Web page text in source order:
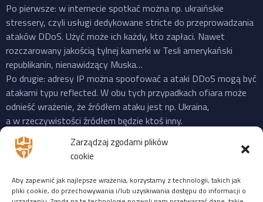
Zarządzaj zgodami plików
cookie
Aby zapewnić jak najlepsze wrażenia, korzystamy z technologii, takich jak
pliki cookie, do przechowywania i/lub uzyskiwania dostępu do informacji o
Po pierwsze: w internecie spotkać można np. ukraińskie
stressery, czyli usługi dedykowane stricte do przeprowadzania
ataków DDoS. Użyć może ich każdy, kto zapłaci. Nawet
rozczarowany jakością tylnej kamerki w Tesli amerykański
republikanin, nienawidzący Muska…
Po drugie: adresy IP można spoofować a ataki DDoS mogą być
atakami typu reflected. W obu tych przypadkach ofiara może
odnieść wrażenie, że źródłem ataku jest np. Ukraina,
a w rzeczywistości źródłem będzie ktoś inny.
Po trzecie: do ataku na X “przyznała się” propalestyńska grupa
o cudownej nazwie “Mroczna Burza”, która powstała jeszcze
w 2023 i ma na swoim koncie ataki na cele zarówno w US,
Izraelu czy EU. Ale podobnie jak Musk, grupy “hakerskie” też
często mijają się z prawdą, więc niekoniecznie trzeba ufać